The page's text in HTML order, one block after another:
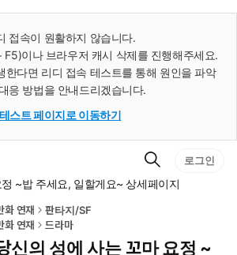
접속이 원활하지 않습니다.
F5)이나 브라우저 캐시 삭제를 진행해주세요.
한다면 리디 접속 테스트를 통해 원인을 파악
응 방법을 안내드리겠습니다.
테스트 페이지로 이동하기
검
색
로그인
~밥 주세요, 일할게요~ 상세페이지
화 연재
판타지/SF
화 연재
드라마
신의 성에 사는 꼬마 요정 ~